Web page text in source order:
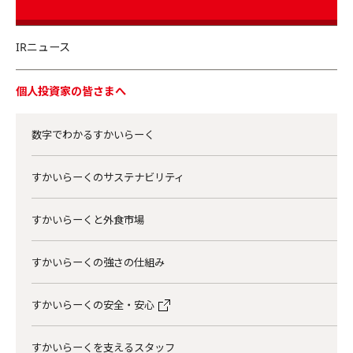
IRニュース
個人投資家の皆さまへ
数字でわかるすかいらーく
すかいらーくのサステナビリティ
すかいらーくと外食市場
すかいらーくの強さの仕組み
すかいらーくの安全・安心
すかいらーくを支えるスタッフ